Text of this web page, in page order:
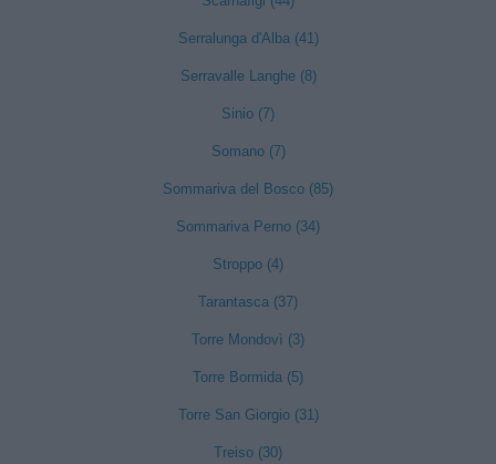
Serralunga d'Alba (41)
Serravalle Langhe (8)
Sinio (7)
Somano (7)
Sommariva del Bosco (85)
Sommariva Perno (34)
Stroppo (4)
Tarantasca (37)
Torre Mondovì (3)
Torre Bormida (5)
Torre San Giorgio (31)
Treiso (30)